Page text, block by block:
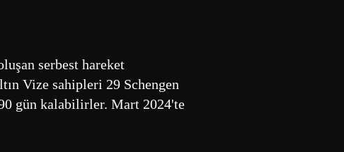
serbest hareket
Vize sahipleri 29 Schengen
gün kalabilirler. Mart 2024'te